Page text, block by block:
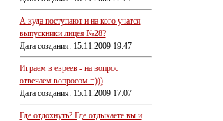
А куда поступают и на кого учатся
выпускники лицея №28?
Дата создания: 15.11.2009 19:47
Играем в евреев - на вопрос
отвечаем вопросом =)))
Дата создания: 15.11.2009 17:07
Где отдохнуть? Где отдыхаете вы и